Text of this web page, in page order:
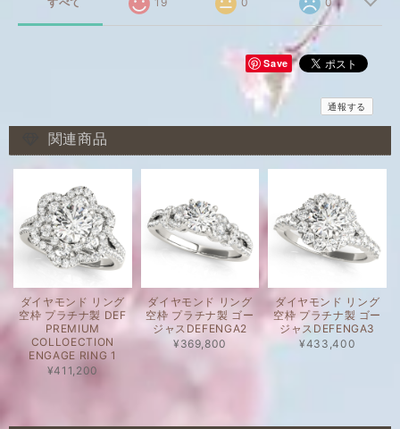
Save
通報する
関連商品
ダイヤモンド リング
空枠 プラチナ製 DEF
PREMIUM
COLLOECTION
ENGAGE RING 1
¥411,200
ダイヤモンド リング
空枠 プラチナ製 ゴー
ジャスDEFENGA2
¥369,800
ダイヤモンド リング
空枠 プラチナ製 ゴー
ジャスDEFENGA3
¥433,400